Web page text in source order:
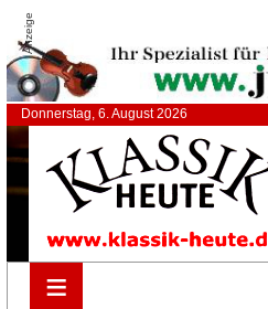
Anzeige
Donnerstag, 6. August 2026
≡
≡